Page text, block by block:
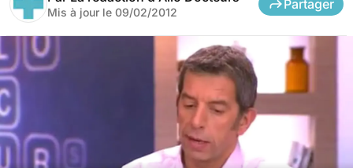
Mis à jour le 09/02/2012
Partager